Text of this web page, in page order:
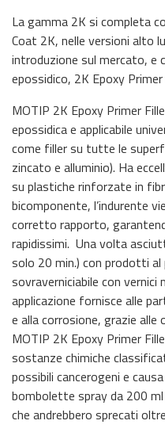
La gamma 2K si completa
Coat 2K, nelle versioni alto
introduzione sul mercato, e
epossidico, 2K Epoxy Primer
MOTIP 2K Epoxy Primer
epossidica e applicabile
come filler su tutte le
zincato e alluminio). Ha
su plastiche rinforzate in
bicomponente, l’indurente
corretto rapporto,
rapidissimi. Una volta
solo 20 min.) con prodotti
sovraverniciabile con
applicazione fornisce alle
e alla corrosione, grazie
MOTIP 2K Epoxy Primer
sostanze chimiche
possibili cancerogeni e
bombolette spray da 200
che andrebbero sprecati